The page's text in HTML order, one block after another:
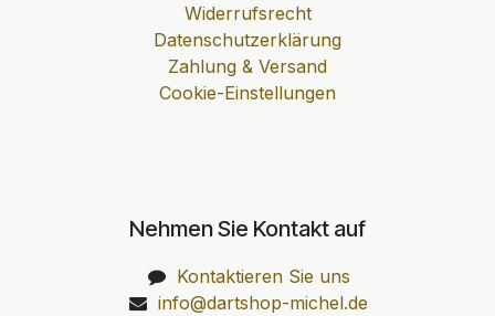
Widerrufsrecht
Datenschutzerklärung
Zahlung & Versand
Cookie-Einstellungen
Nehmen Sie Kontakt auf
Kontaktieren Sie uns
info@dartshop-michel.de